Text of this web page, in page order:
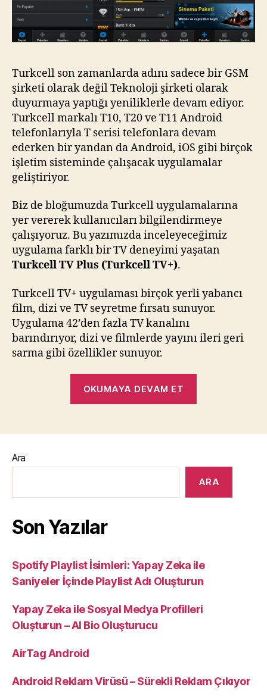
Turkcell son zamanlarda adını sadece bir GSM
şirketi olarak değil Teknoloji şirketi olarak
duyurmaya yaptığı yeniliklerle devam ediyor.
Turkcell markalı T10, T20 ve T11 Android
telefonlarıyla T serisi telefonlara devam
ederken bir yandan da Android, iOS gibi birçok
işletim sisteminde çalışacak uygulamalar
geliştiriyor.
Biz de bloğumuzda Turkcell uygulamalarına
yer vererek kullanıcıları bilgilendirmeye
çalışıyoruz. Bu yazımızda inceleyeceğimiz
uygulama farklı bir TV deneyimi yaşatan
Turkcell TV Plus (Turkcell TV+).
Turkcell TV+ uygulaması birçok yerli yabancı
film, dizi ve TV seyretme fırsatı sunuyor.
Uygulama 42’den fazla TV kanalını
barındırıyor, dizi ve filmlerde yayını ileri geri
sarma gibi özellikler sunuyor.
OKUMAYA DEVAM ET
Ara
ARA
Son Yazılar
Spotify Playlist İsimleri: Yapay Zeka ile
Saniyeler İçinde Playlist Adı Oluşturun
Yapay Zeka ile Sosyal Medya Profilleri
Oluşturun – AI Bio Oluşturucu
AirTag Android
Android Reklam Virüsü – Sürekli Reklam Çıkıyor